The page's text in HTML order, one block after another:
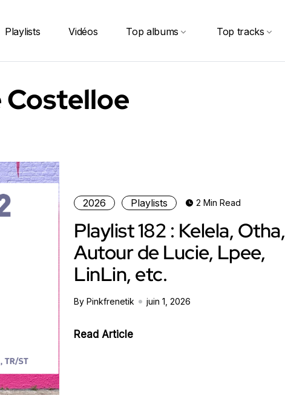
Playlists Vidéos Top albums Top tracks
Costelloe
2026 Playlists 2 Min Read
Playlist 182 : Kelela, Otha,
Autour de Lucie, Lpee,
LinLin, etc.
By Pinkfrenetik juin 1, 2026
Read Article